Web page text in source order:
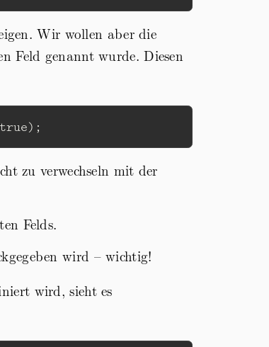
Wir wollen aber die
Feld genannt wurde. Diesen
true);
zu verwechseln mit der
Felds.
wird – wichtig!
wird, sieht es